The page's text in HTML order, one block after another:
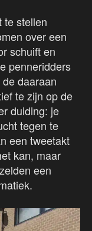
te stellen
over een
schuift en
penneridders
daaraan
te zijn op de
duiding: je
tegen te
een tweetakt
kan, maar
een